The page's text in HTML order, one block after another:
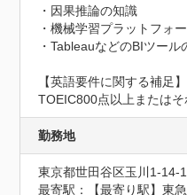
・因果推論の知識
・機械学習プラットフォ
・TableauなどのBIツール
【英語要件に関する補足】
TOEIC800点以上または
勤務地
東京都世田谷区玉川1-14-
最寄駅：【最寄り駅】東